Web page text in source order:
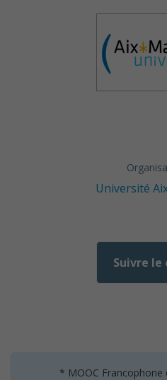
Université
Suivre le
* MOOC Francophone